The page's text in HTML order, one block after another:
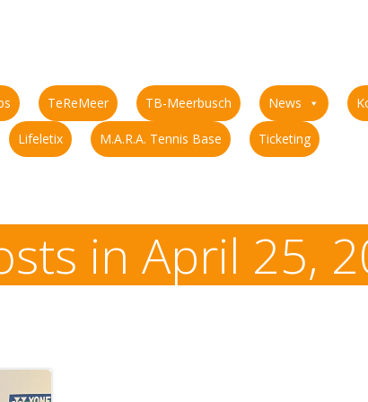
TeReMeer TB-Meerbusch News
Lifeletix M.A.R.A. Tennis Base Ticketing
in April 25,